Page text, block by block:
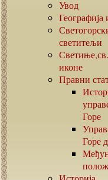
Увод
Географија
светитељи
иконе
Правни
Горе
Горе